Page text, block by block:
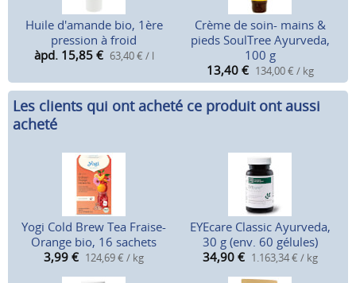
Huile d'amande bio, 1ère
pression à froid
àpd. 15,85 € 63,40 € / l
Crème de soin- mains &
pieds SoulTree Ayurveda,
100 g
13,40 € 134,00 € / kg
Les clients qui ont acheté ce produit ont aussi
acheté
Yogi Cold Brew Tea Fraise-
Orange bio, 16 sachets
3,99 € 124,69 € / kg
EYEcare Classic Ayurveda,
30 g (env. 60 gélules)
34,90 € 1.163,34 € / kg